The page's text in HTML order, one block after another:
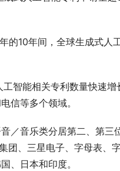
10年间，全球生成式人
智能相关专利数量快速增
信等多个领域。
音乐类分居第二、第三位
团、三星电子、字母表、
、日本和印度。